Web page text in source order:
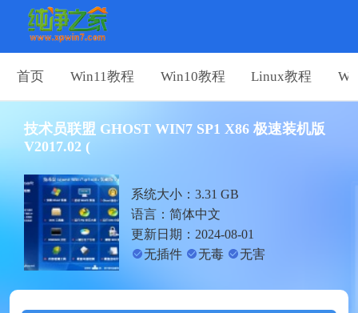
首页 Win11教程 Win10教程 Linux教程
技术员联盟 GHOST WIN7 SP1 X86 极速装机版
V2017.02 (
系统大小：3.31 GB
语言：简体中文
更新日期：2024-08-01
无插件
无毒 无害